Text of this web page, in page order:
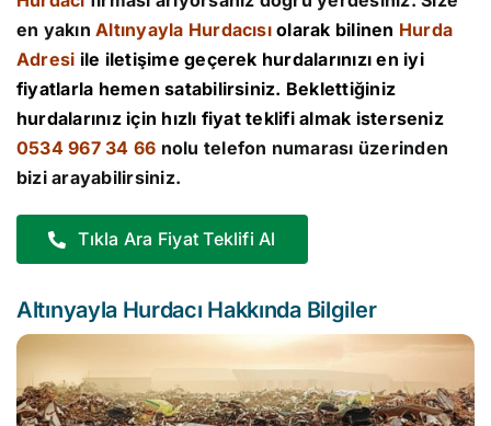
en yakınAltınyayla Hurdacısı olarak bilinen Hurda
Adresi ile iletişime geçerek hurdalarınızı en iyi
fiyatlarla hemen satabilirsiniz. Beklettiğiniz
hurdalarınız için hızlı fiyat teklifi almak isterseniz
0534 967 34 66 nolu telefon numarası üzerinden
bizi arayabilirsiniz.
Tıkla Ara Fiyat Teklifi Al
Altınyayla Hurdacı Hakkında Bilgiler